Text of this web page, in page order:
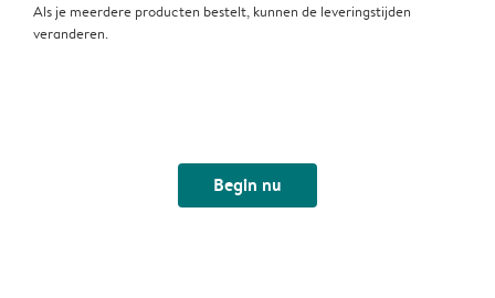
Als je meerdere producten bestelt, kunnen de leveringstijden
veranderen.
Begin nu